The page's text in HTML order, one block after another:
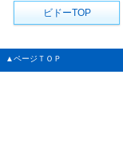
ビドーTOP
▲ページＴＯＰ